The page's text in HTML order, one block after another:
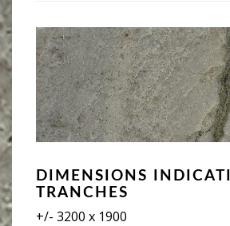
DIMENSIONS
TRANCHES
+/- 3200 x 1900